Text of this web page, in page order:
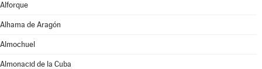
Alforque
Alhama de Aragón
Almochuel
Almonacid de la Cuba